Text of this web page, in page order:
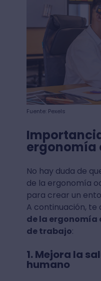
Fuente: Pexels
ergonomía
No hay duda de
de la ergonomía
para crear un
A continuación, te
de la ergonomía
de trabajo:
1. Mejora la
humano